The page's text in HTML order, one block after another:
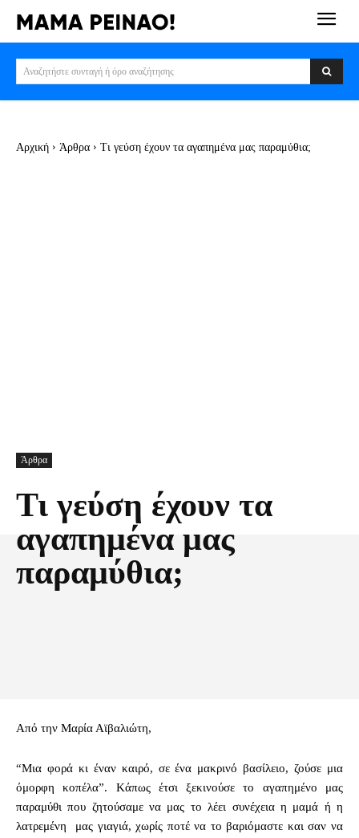
Αναζητήστε συνταγή ή όρο αναζήτησης
Αρχική Άρθρα Τι γεύση έχουν τα αγαπημένα μας παραμύθια;
Άρθρα
Τι γεύση έχουν τα
αγαπημένα μας
παραμύθια;
Από την Μαρία Αϊβαλιώτη,
“Μια φορά κι έναν καιρό, σε ένα μακρινό βασίλειο, ζούσε μια
όμορφη κοπέλα”. Kάπως έτσι ξεκινούσε το αγαπημένο μας
παραμύθι που ζητούσαμε να μας το λέει συνέχεια η μαμά ή η
λατρεμένη μας γιαγιά, χωρίς ποτέ να το βαριόμαστε και σαν να